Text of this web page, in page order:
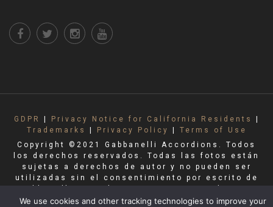
GDPR Privacy Notice for California Residents
Trademarks
Privacy Policy
Terms of Use
Copyright ©2021 Gabbanelli Accordions. Todos
los derechos reservados. Todas las fotos están
sujetas a derechos de autor y no pueden ser
utilizadas sin el consentimiento por escrito de
sitio puede ser reproducida sin permiso.
We use cookies and other tracking technologies to improve your